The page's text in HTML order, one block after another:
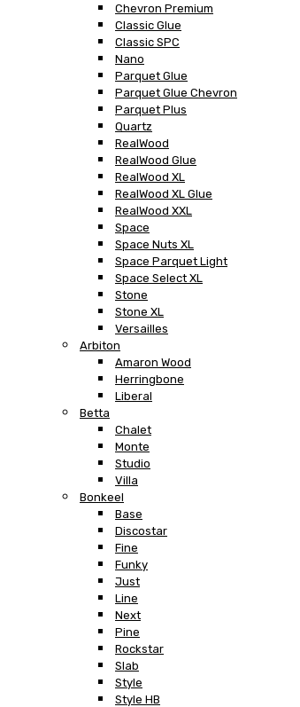
Chevron Premium
Classic Glue
Classic SPC
Nano
Parquet Glue
Parquet Glue Chevron
Parquet Plus
Quartz
RealWood
RealWood Glue
RealWood XL
RealWood XL Glue
RealWood XXL
Space
Space Nuts XL
Space Parquet Light
Space Select XL
Stone
Stone XL
Versailles
Arbiton
Amaron Wood
Herringbone
Liberal
Betta
Chalet
Monte
Studio
Villa
Bonkeel
Base
Discostar
Fine
Funky
Just
Line
Next
Pine
Rockstar
Slab
Style
Style HB